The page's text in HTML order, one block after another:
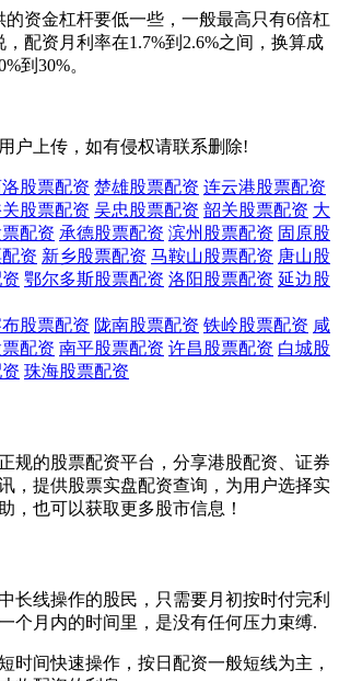
的资金杠杆要低一些，一般最高只有6倍杠
配资月利率在1.7%到2.6%之间，换算成
到30%。
户上传，如有侵权请联系删除!
股票配资 楚雄股票配资 连云港股票配资
股票配资 吴忠股票配资 韶关股票配资 大
配资 承德股票配资 滨州股票配资 固原股
资 新乡股票配资 马鞍山股票配资 唐山股
鄂尔多斯股票配资 洛阳股票配资 延边股
股票配资 陇南股票配资 铁岭股票配资 咸
配资 南平股票配资 许昌股票配资 白城股
珠海股票配资
规的股票配资平台，分享港股配资、证券
，提供股票实盘配资查询，为用户选择实
，也可以获取更多股市信息！
长线操作的股民，只需要月初按时付完利
个月内的时间里，是没有任何压力束缚.
时间快速操作，按日配资一般短线为主，